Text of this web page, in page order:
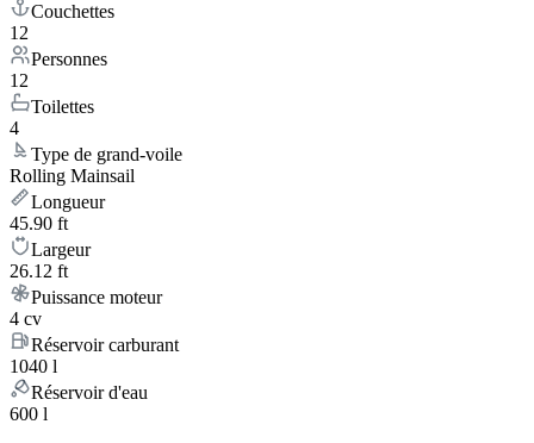
Couchettes
12
Personnes
12
Toilettes
4
Type de grand-voile
Rolling Mainsail
Longueur
45.90 ft
Largeur
26.12 ft
Puissance moteur
4 cv
Réservoir carburant
1040 l
Réservoir d'eau
600 l